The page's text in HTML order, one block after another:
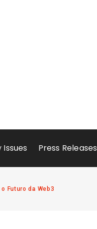
Issues Press Releases
Futuro da Web3